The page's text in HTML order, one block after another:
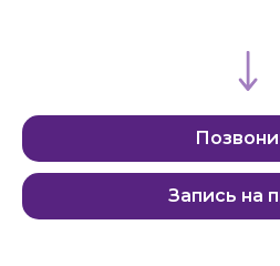
Запись на